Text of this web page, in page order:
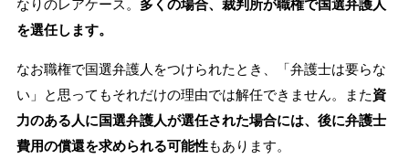
なりのレアケース。 多くの場合、裁判所が職権で国選弁護人
を選任します。
なお職権で国選弁護人をつけられたとき、「弁護士は要らな
い」と思ってもそれだけの理由では解任できません。また資
力のある人に国選弁護人が選任された場合には、後に弁護士
費用の償還を求められる可能性もあります。